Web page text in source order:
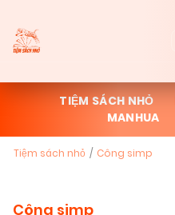
TIỆM SÁCH NHỎ
MANHUA
Tiệm sách nhỏ Công simp
Công simp